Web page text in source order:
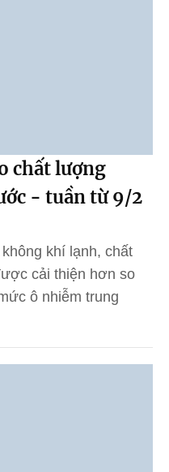
chất lượng
- tuần từ 9/2
khí lạnh, chất
cải thiện hơn so
ô nhiễm trung